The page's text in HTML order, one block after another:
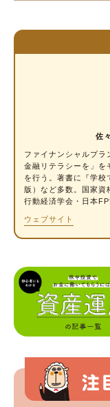
佐
ファイナンシャルプラ
金融リテラシーを」を
を行う。著書に『学校
版）など多数。国家資
行動経済学会・日本
ウェブサイト